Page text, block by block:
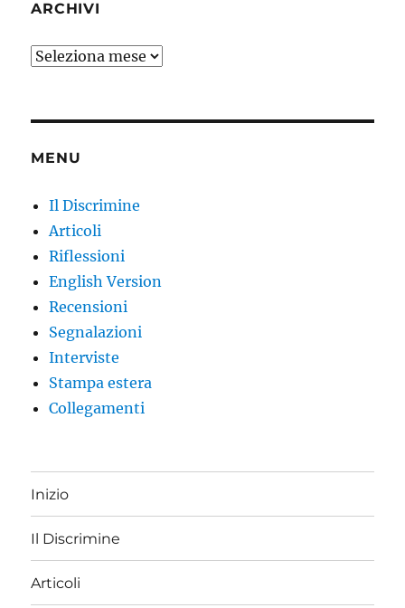
ARCHIVI
Archivi
MENU
Il Discrimine
Articoli
Riflessioni
English Version
Recensioni
Segnalazioni
Interviste
Stampa estera
Collegamenti
Inizio
Il Discrimine
Articoli